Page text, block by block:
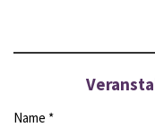
Name *